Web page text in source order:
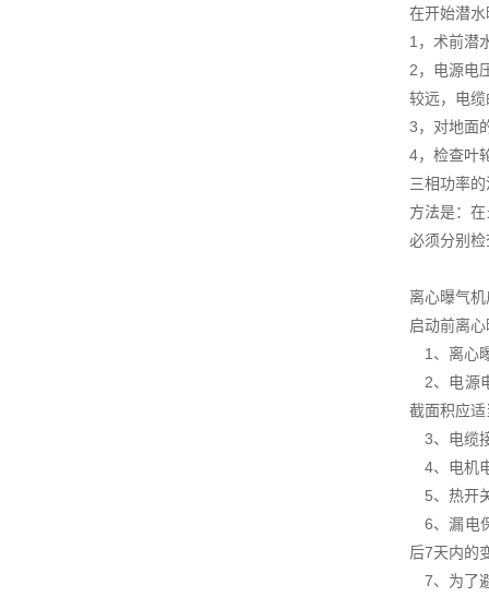
在开始潜
1，术前潜
2，电源电
较远，电
3，对地面
4，检查叶
三相功率
方法是：
必须分别
离心曝气
启动前离
1、离心
2、电源
截面积应
3、电缆
4、电机
5、热开
6、漏电
后7天内的
7、为了